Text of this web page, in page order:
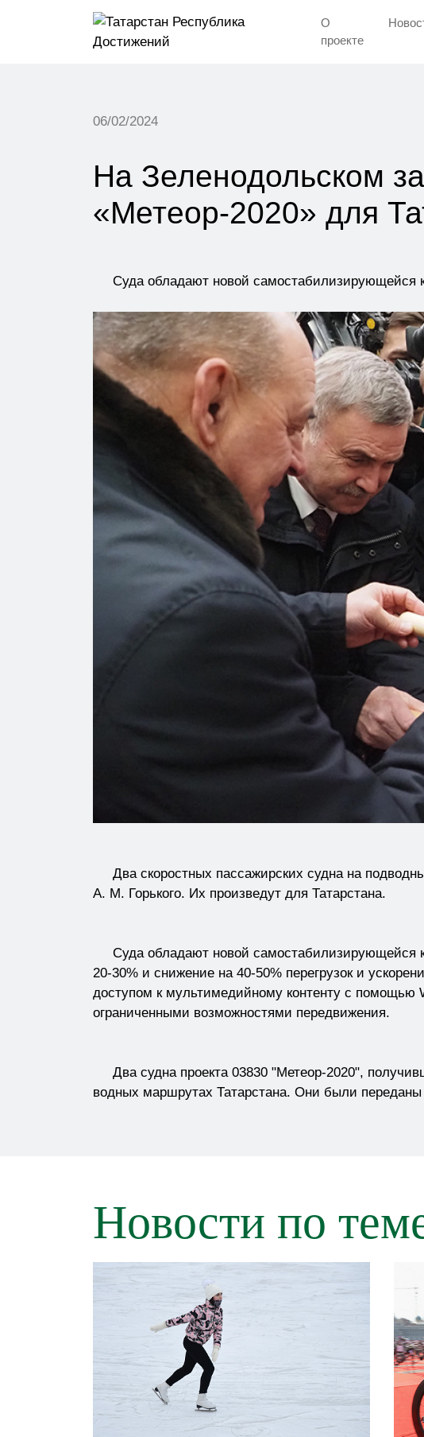
О
проектe
06/02/2024
На Зеленодольском
«Метеор-2020» для
Суда обладают новой самостабилизирующейся
Два скоростных пассажирских судна на
А. М. Горького. Их произведут для Татарстана.
Суда обладают новой самостабилизирующейся
20-30% и снижение на 40-50% перегрузок и
доступом к мультимедийному контенту с помощью
ограниченными возможностями передвижения.
Два судна проекта 03830 "Метеор-2020",
водных маршрутах Татарстана. Они были
Новости по